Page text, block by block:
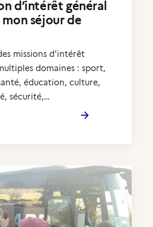
d’intérêt général
séjour de
missions d’intérêt
domaines : sport,
éducation, culture,
sécurité,…